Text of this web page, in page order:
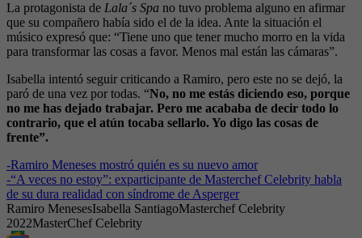
La protagonista de Lala´s Spa no tuvo problema alguno en afirmar
que su compañero había sido el de la idea. Ante la situación el
músico expresó que: “Tiene uno que tener mucho morro en la vida
para transformar las cosas a favor. Menos mal están las cámaras”.
Isabella intentó seguir criticando a Ramiro, pero este no se dejó, la
paró de una vez por todas. “No, no me estás diciendo eso, porque
no me has dejado trabajar. Pero me acababa de decir todo lo
contrario, que el atún tocaba sellarlo. Yo digo las cosas de
frente”.
-Ramiro Meneses mostró quién es su nuevo amor
-“A veces no estoy”: exparticipante de Masterchef Celebrity habla
de su dura realidad con síndrome de Asperger
Ramiro MenesesIsabella SantiagoMasterchef Celebrity
2022MasterChef Celebrity